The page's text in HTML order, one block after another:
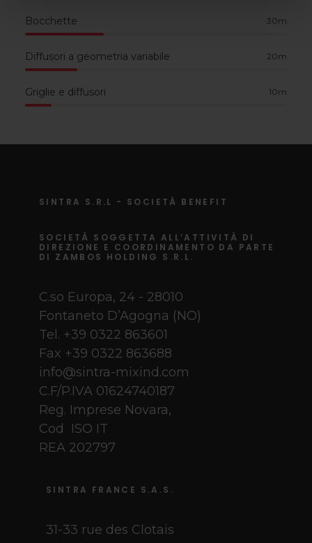
Bocchette 30m
Diffusori a geometria variabile 20m
Griglie e diffusori 10m
SINTRA S.R.L - SOCIETÀ BENEFIT
SOCIETÀ SOGGETTA ALL’ATTIVITÀ DI
DIREZIONE E COORDINAMENTO DA PARTE
DI ZAMBOS HOLDING S.R.L.
C.so Europa, 24 - 28010
Fontaneto D’Agogna (NO)
Tel. +39 0322 863601
Fax +39 0322 863688
info@sintra-mixind.com
C.F/P.IVA 01624740187
Reg. Imprese Novara,
Cod ISO IT
REA 202797
SINTRA FRANCE S.A.S.
31-33 rue des Clotais